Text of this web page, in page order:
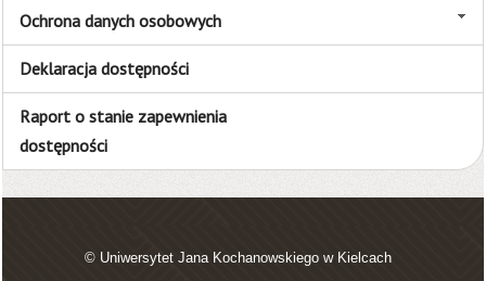
Ochrona danych osobowych
Deklaracja dostępności
Raport o stanie zapewnienia
dostępności
© Uniwersytet Jana Kochanowskiego w Kielcach